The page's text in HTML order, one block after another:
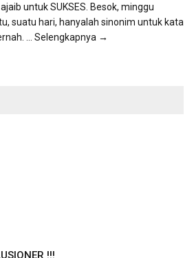
untuk SUKSES. Besok, minggu
suatu hari, hanyalah sinonim untuk kata
... Selengkapnya →
!!!